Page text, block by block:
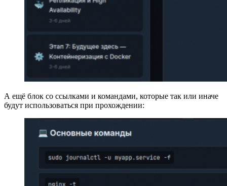
А ещё блок со ссылками и командами, которые так или иначе
будут использоваться при прохождении: